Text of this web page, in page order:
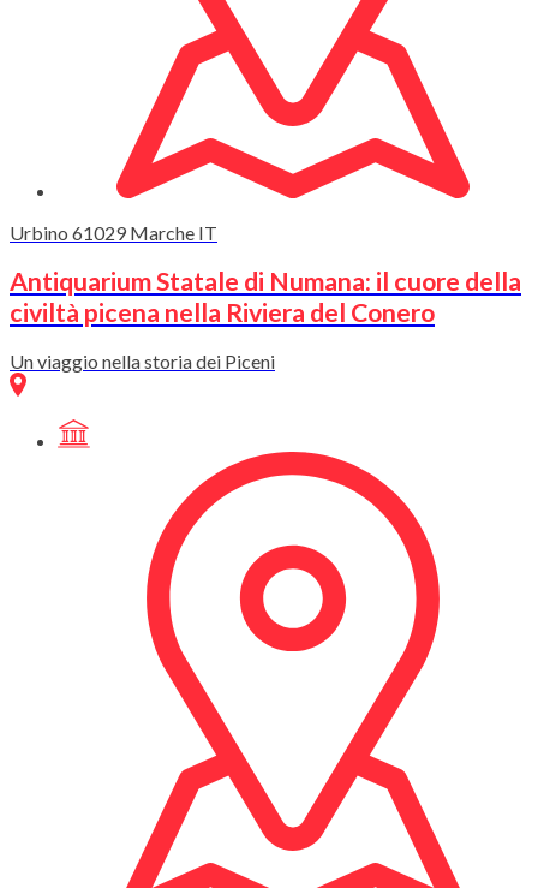
Urbino 61029 Marche IT
Antiquarium Statale di Numana: il cuore della
civiltà picena nella Riviera del Conero
Un viaggio nella storia dei Piceni